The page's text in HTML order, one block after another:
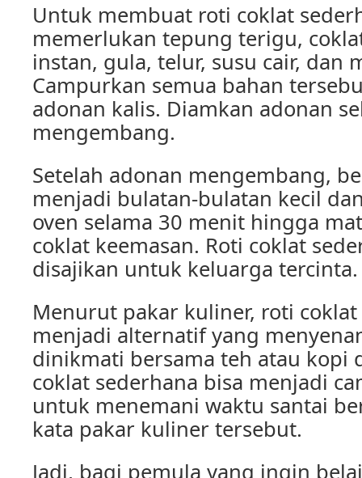
Untuk membuat roti coklat
memerlukan tepung terigu,
instan, gula, telur, susu cair, dan
Campurkan semua bahan
adonan kalis. Diamkan adonan
mengembang.
Setelah adonan mengembang,
menjadi bulatan-bulatan kecil
oven selama 30 menit hingga
coklat keemasan. Roti coklat
disajikan untuk keluarga tercinta.
Menurut pakar kuliner, roti
menjadi alternatif yang
dinikmati bersama teh atau kopi
coklat sederhana bisa menjadi
untuk menemani waktu santai
kata pakar kuliner tersebut.
Jadi, bagi pemula yang ingin